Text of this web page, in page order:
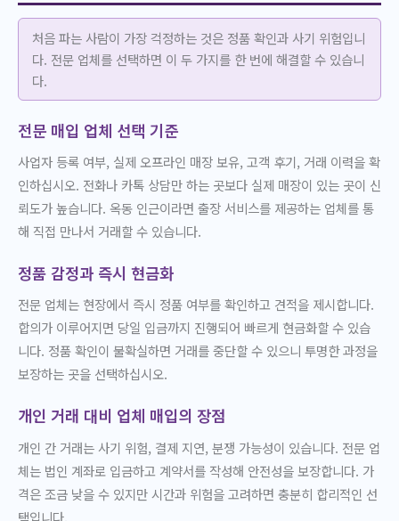
처음 파는 사람이 가장 걱정하는 것은 정품 확인과 사기 위험입니
다. 전문 업체를 선택하면 이 두 가지를 한 번에 해결할 수 있습니
다.
전문 매입 업체 선택 기준
사업자 등록 여부, 실제 오프라인 매장 보유, 고객 후기, 거래 이력을 확
인하십시오. 전화나 카톡 상담만 하는 곳보다 실제 매장이 있는 곳이 신
뢰도가 높습니다. 옥동 인근이라면 출장 서비스를 제공하는 업체를 통
해 직접 만나서 거래할 수 있습니다.
정품 감정과 즉시 현금화
전문 업체는 현장에서 즉시 정품 여부를 확인하고 견적을 제시합니다.
합의가 이루어지면 당일 입금까지 진행되어 빠르게 현금화할 수 있습
니다. 정품 확인이 불확실하면 거래를 중단할 수 있으니 투명한 과정을
보장하는 곳을 선택하십시오.
개인 거래 대비 업체 매입의 장점
개인 간 거래는 사기 위험, 결제 지연, 분쟁 가능성이 있습니다. 전문 업
체는 법인 계좌로 입금하고 계약서를 작성해 안전성을 보장합니다. 가
격은 조금 낮을 수 있지만 시간과 위험을 고려하면 충분히 합리적인 선
택입니다.